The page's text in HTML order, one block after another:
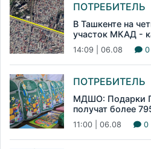
ПОТРЕБИТЕЛЬ
В Ташкенте на
участок МКАД -
14:09 | 06.08 0
ПОТРЕБИТЕЛЬ
МДШО: Подарки
получат более
11:00 | 06.08 0